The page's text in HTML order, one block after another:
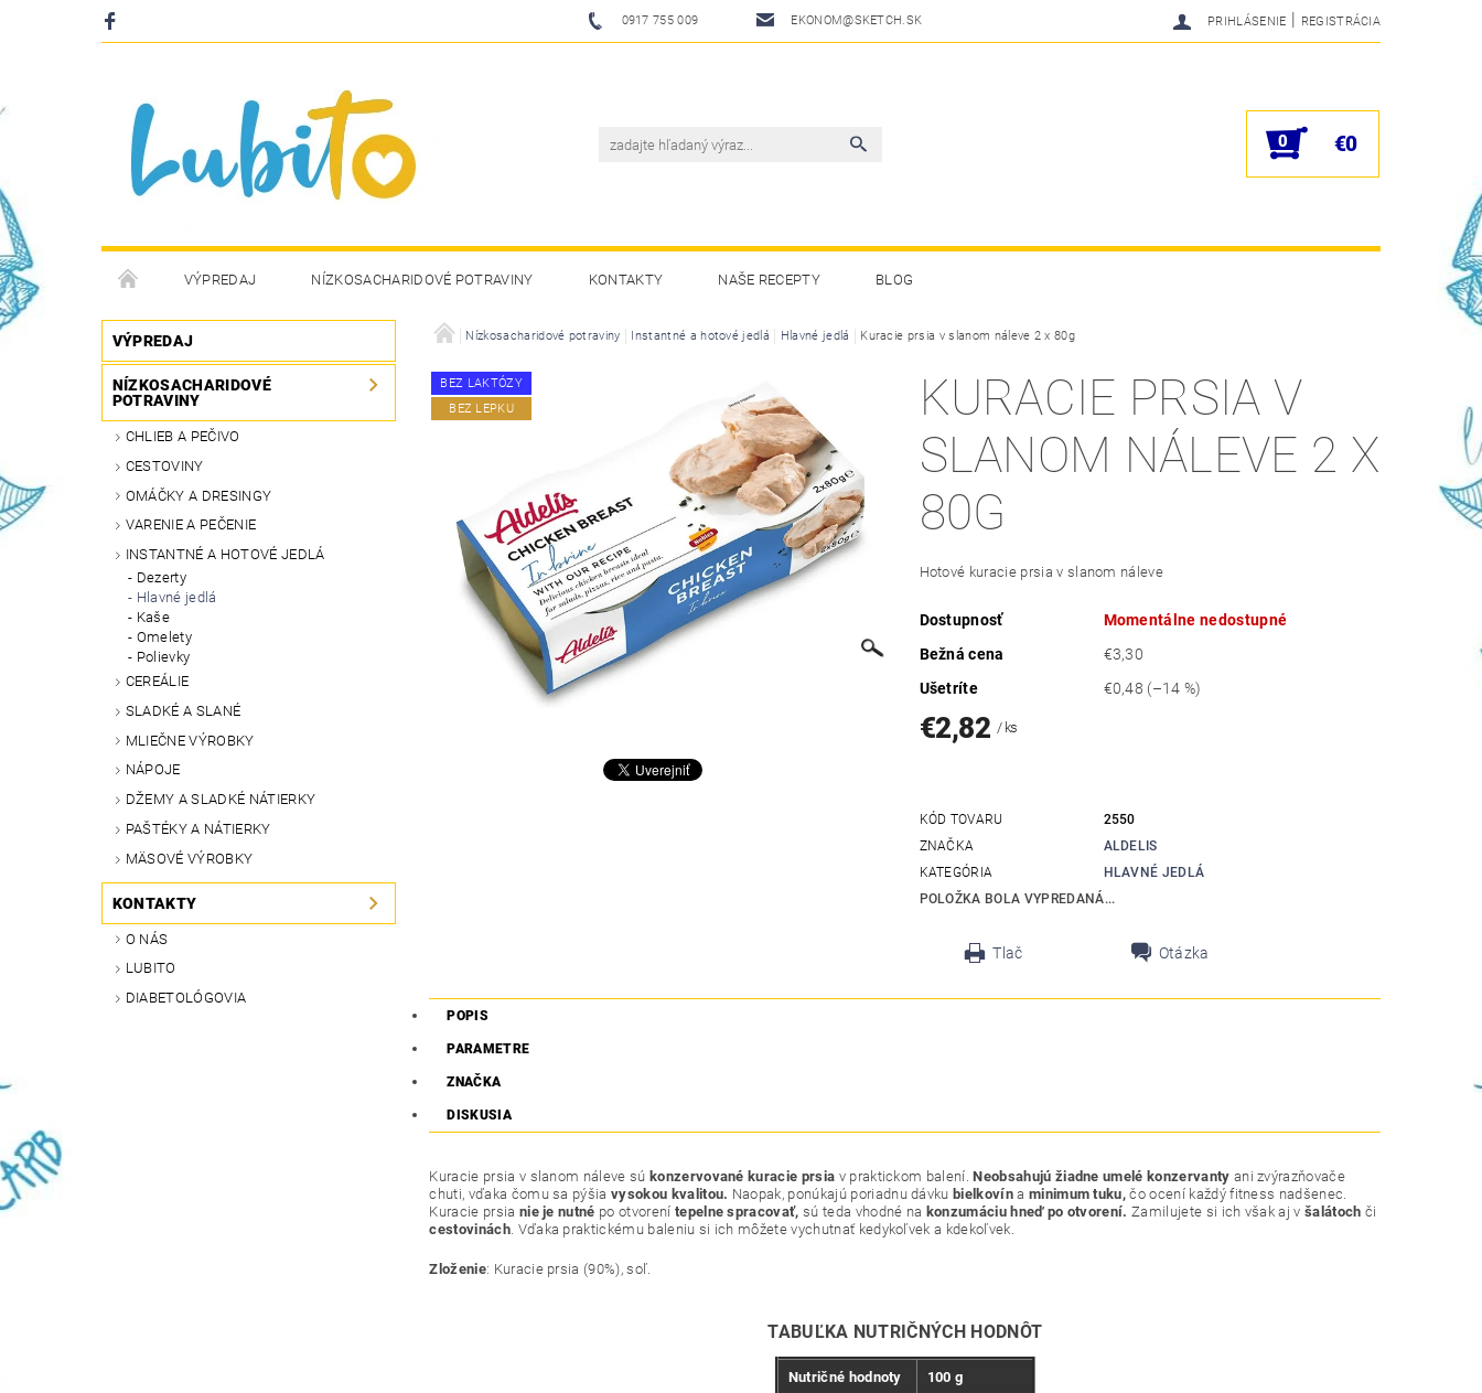
0917 755 009 EKONOM@SKETCH.SK PRIHLÁSENIE | REGISTRÁCIA
0 €0
VÝPREDAJ NÍZKOSACHARIDOVÉ POTRAVINY KONTAKTY NAŠE RECEPTY BLOG
VÝPREDAJ
NÍZKOSACHARIDOVÉ
POTRAVINY
CHLIEB A PEČIVO
CESTOVINY
OMÁČKY A DRESINGY
VARENIE A PEČENIE
INSTANTNÉ A HOTOVÉ JEDLÁ
Dezerty
Hlavné jedlá
Kaše
Omelety
Polievky
CEREÁLIE
SLADKÉ A SLANÉ
MLIEČNE VÝROBKY
NÁPOJE
DŽEMY A SLADKÉ NÁTIERKY
PAŠTÉKY A NÁTIERKY
MÄSOVÉ VÝROBKY
KONTAKTY
O NÁS
LUBITO
DIABETOLÓGOVIA
Nízkosacharidové potraviny Instantné a hotové jedlá Hlavné jedlá Kuracie prsia v slanom náleve 2 x 80g
BEZ LAKTÓZY
BEZ LEPKU
KURACIE PRSIA V
SLANOM NÁLEVE 2 X
80G
Hotové kuracie prsia v slanom náleve
Dostupnosť
Momentálne nedostupné
Bežná cena
€3,30
Ušetríte
€0,48 (–14 %)
€2,82 / ks
KÓD TOVARU
2550
ZNAČKA
ALDELIS
KATEGÓRIA
HLAVNÉ JEDLÁ
POLOŽKA BOLA VYPREDANÁ...
Tlač Otázka
POPIS
PARAMETRE
ZNAČKA
DISKUSIA
Kuracie prsia v slanom náleve sú konzervované kuracie prsia v praktickom balení.Neobsahujú žiadne umelé konzervanty ani zvýrazňovače
chuti, vďaka čomu sa pýšiavysokou kvalitou. Naopak, ponúkajú poriadnu dávku bielkovína minimum tuku, čo ocení každý fitness nadšenec.
Kuracie prsia nie je nutné po otvorení tepelne spracovať, sú teda vhodné na konzumáciu hneď po otvorení. Zamilujete si ich však aj všalátoch či
cestovinách. Vďaka praktickému baleniu si ich môžete vychutnať kedykoľvek a kdekoľvek.
Zloženie: Kuracie prsia (90%), soľ.
TABUĽKA NUTRIČNÝCH HODNÔT
Nutričné hodnoty
100 g